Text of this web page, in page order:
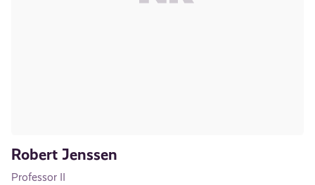
Robert Jenssen
Professor II